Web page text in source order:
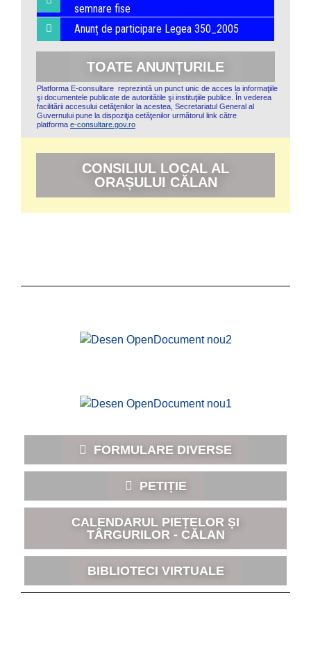
semnare fise
Anunț de participare Legea 350_2005
TOATE ANUNȚURILE
Platforma E-consultare reprezintă un punct unic de acces la informaţiile
şi documentele publicate de autoritătile şi instituţiile publice. Ȋn vederea
facilitării accesului cetăţenilor la acestea, Secretariatul General al
Guvernului pune la dispoziţia cetăţenilor următorul link către
platforma e-consultare.gov.ro
CONSILIUL LOCAL AL
ORAȘULUI CĂLAN
FORMULARE DIVERSE
PETIȚIE
CALENDARUL PIEȚELOR ȘI
TÂRGURILOR - CĂLAN
BIBLIOTECI VIRTUALE